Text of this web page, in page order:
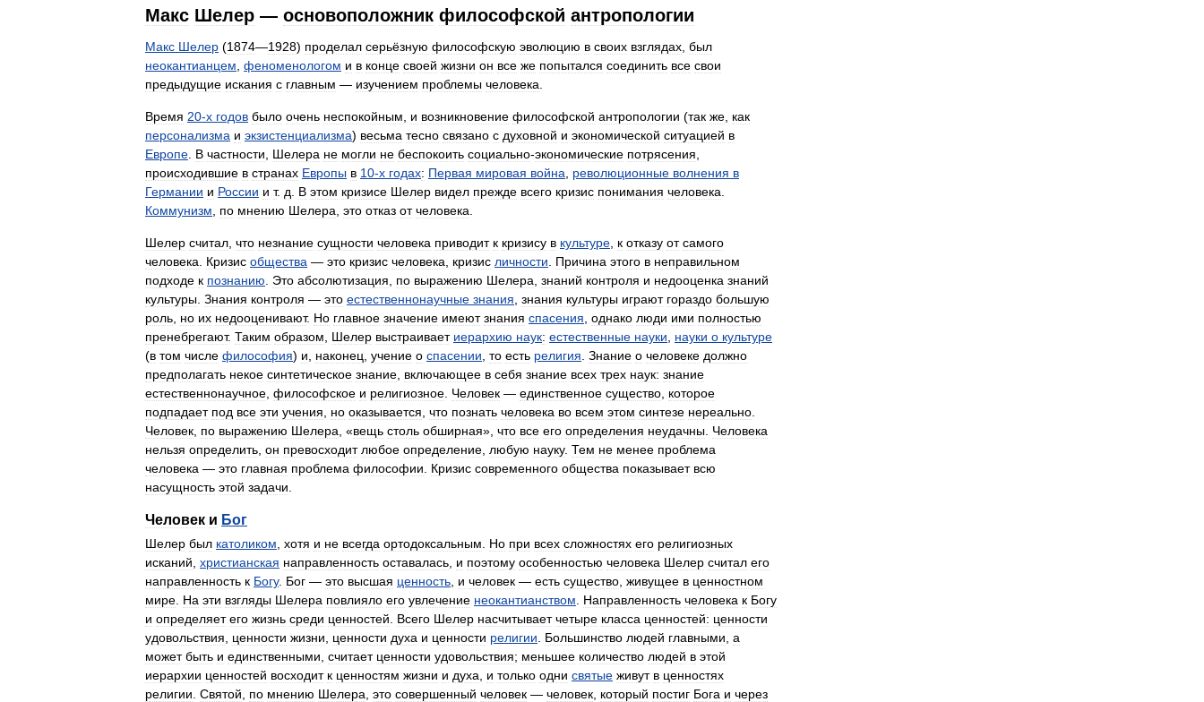
Макс Шелер — основоположник философской антропологии
Макс Шелер (1874—1928) проделал серьёзную философскую эволюцию в своих взглядах был
неокантианцем феноменологом и в конце своей жизни он все же попытался соединить все свои
предыдущие искания с главным — изучением проблемы человека
Время 20-х годов было очень неспокойным и возникновение философской антропологии (так же как
персонализма и экзистенциализма) весьма тесно связано с духовной и экономической ситуацией в
Европе В частности Шелера не могли не беспокоить социально-экономические потрясения
происходившие в странах Европы в 10-х годах: Первая мировая война революционные волнения в
Германии и России и т. д В этом кризисе Шелер видел прежде всего кризис понимания человека
Коммунизм
по мнению Шелера это отказ от человека
Шелер считал что незнание сущности человека приводит к кризису в культуре к отказу от самого
человека
Кризис общества — это кризис человека кризис личности Причина этого в неправильном
подходе к познанию Это абсолютизация по выражению Шелера знаний контроля и недооценка знаний
культуры Знания контроля — это естественнонаучные знания знания культуры играют гораздо большую
роль но их недооценивают. Но главное значение имеют знания спасения однако люди ими полностью
пренебрегают. Таким образом Шелер выстраивает иерархию наук: естественные науки науки о культуре
(в том числе философия) и наконец учение о спасении то есть религия Знание о человеке должно
предполагать некое синтетическое знание включающее в себя знание всех трех наук: знание
естественнонаучное философское и религиозное Человек — единственное существо которое
подпадает под все эти учения но оказывается что познать человека во всем этом синтезе нереально
Человек по выражению Шелера , «вещь столь обширная», что все его определения неудачны Человека
нельзя определить он превосходит любое определение любую науку. Тем не менее проблема
человека — это главная проблема философии Кризис современного общества показывает всю
насущность этой задачи
Человек и Бог
Шелер был католиком хотя и не всегда ортодоксальным Но при всех сложностях его религиозных
исканий христианская направленность оставалась и поэтому особенностью человека Шелер считал его
направленность к Богу. Бог — это высшая ценность и человек — есть существо живущее в ценностном
мире На эти взгляды Шелера повлияло его увлечение неокантианством Направленность человека к Богу
и определяет его жизнь среди ценностей Всего Шелер насчитывает четыре класса ценностей: ценности
удовольствия
ценности жизни ценности духа и ценности религии Большинство людей главными а
может быть и единственными считает ценности удовольствия; меньшее количество людей в этой
иерархии ценностей восходит к ценностям жизни и духа и только одни святые живут в ценностях
религии Святой по мнению Шелера это совершенный человек — человек который постиг Бога и через